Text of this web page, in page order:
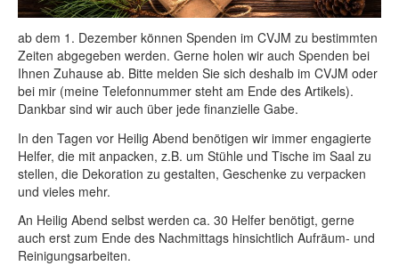
ab dem 1. Dezember können Spenden im CVJM zu bestimmten
Zeiten abgegeben werden. Gerne holen wir auch Spenden bei
Ihnen Zuhause ab. Bitte melden Sie sich deshalb im CVJM oder
bei mir (meine Telefonnummer steht am Ende des Artikels).
Dankbar sind wir auch über jede finanzielle Gabe.
In den Tagen vor Heilig Abend benötigen wir immer engagierte
Helfer, die mit anpacken, z.B. um Stühle und Tische im Saal zu
stellen, die Dekoration zu gestalten, Geschenke zu verpacken
und vieles mehr.
An Heilig Abend selbst werden ca. 30 Helfer benötigt, gerne
auch erst zum Ende des Nachmittags hinsichtlich Aufräum- und
Reinigungsarbeiten.